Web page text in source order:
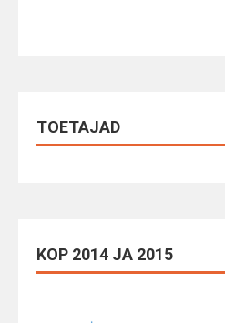
TOETAJAD
KOP 2014 JA 2015